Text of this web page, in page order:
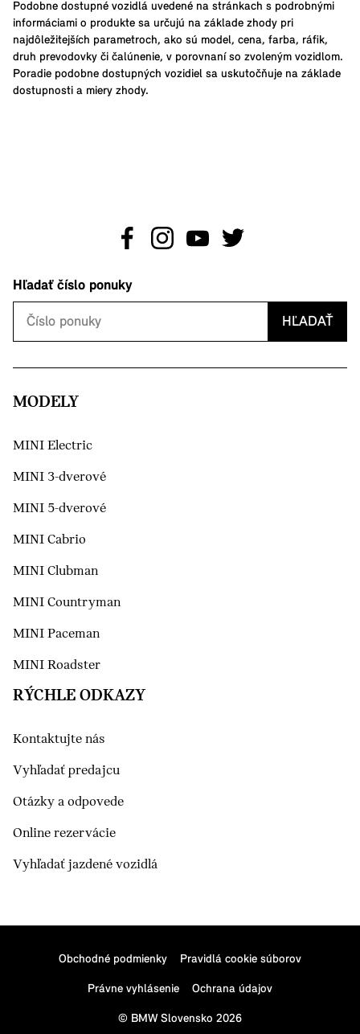
Podobne dostupné vozidlá uvedené na stránkach s podrobnými
informáciami o produkte sa určujú na základe zhody pri
najdôležitejších parametroch, ako sú model, cena, farba, ráfik,
druh prevodovky či čalúnenie, v porovnaní so zvoleným vozidlom.
Poradie podobne dostupných vozidiel sa uskutočňuje na základe
dostupnosti a miery zhody.
Hľadať číslo ponuky
HĽADAŤ
MODELY
MINI Electric
MINI 3-dverové
MINI 5-dverové
MINI Cabrio
MINI Clubman
MINI Countryman
MINI Paceman
MINI Roadster
RÝCHLE ODKAZY
Kontaktujte nás
Vyhľadať predajcu
Otázky a odpovede
Online rezervácie
Vyhľadať jazdené vozidlá
Obchodné podmienky Pravidlá cookie súborov
Právne vyhlásenie Ochrana údajov
© BMW Slovensko 2026